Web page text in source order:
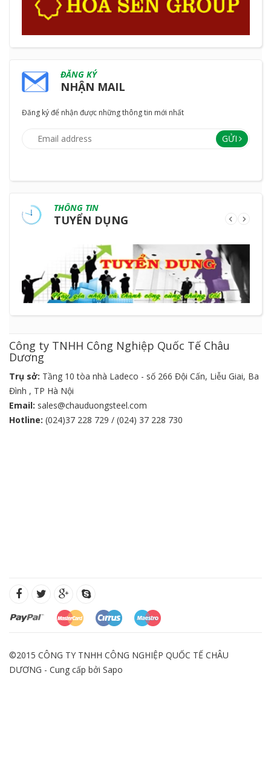
ĐĂNG KÝ
NHẬN MAIL
Đăng ký để nhận được những thông tin mới nhất
GỬI
THÔNG TIN
TUYỂN DỤNG
Công ty TNHH Công Nghiệp Quốc Tế Châu
Dương
Trụ sở: Tầng 10 tòa nhà Ladeco - số 266 Đội Cấn, Liễu Giai, Ba
Đình , TP Hà Nội
Email: sales@chauduongsteel.com
Hotline: (024)37 228 729 / (024) 37 228 730
©2015 CÔNG TY TNHH CÔNG NGHIỆP QUỐC TẾ CHÂU
DƯƠNG - Cung cấp bởi Sapo